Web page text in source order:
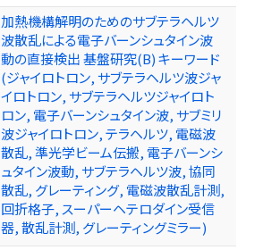
加熱機構解明のためのサブテラヘルツ
波散乱による電子バーンシュタイン波
動の直接検出 基盤研究(B) キーワード
(ジャイロトロン, サブテラヘルツ波ジャ
イロトロン, サブテラヘルツジャイロト
ロン, 電子バーンシュタイン波, サブミリ
波ジャイロトロン, テラヘルツ, 電磁波
散乱, 準光学ビーム伝搬, 電子バーンシ
ュタイン波動, サブテラヘルツ波, 協同
散乱, グレーティング, 電磁波散乱計測,
回折格子, スーパーヘテロダイン受信
器, 散乱計測, グレーティングミラー)